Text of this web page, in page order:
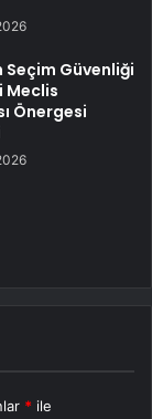
Seçim Güvenliği
Meclis
Önergesi
* ile